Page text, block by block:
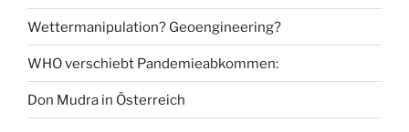
Wettermanipulation? Geoengineering?
WHO verschiebt Pandemieabkommen:
Don Mudra in Österreich